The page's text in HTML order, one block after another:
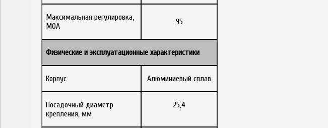
Максимальная регулировка,
MOA
95
Физические и эксплуатационные характеристики
Корпус Алюминиевый сплав
Посадочный диаметр
крепления, мм
25,4